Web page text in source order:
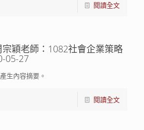
閱讀全文
穎老師：1082社會企業策略
05-27
生內容摘要。
閱讀全文